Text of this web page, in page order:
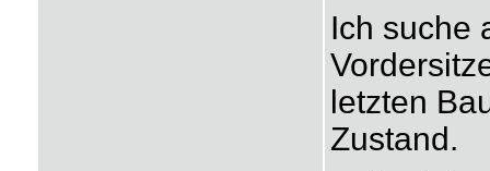
Ich suche
letzten
Zustand.